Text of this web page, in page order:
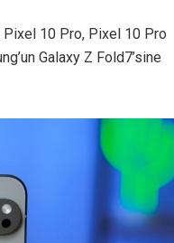
Pixel 10 Pro, Pixel 10 Pro
Galaxy Z Fold7’sine